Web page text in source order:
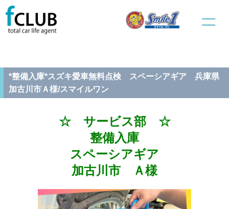
ホーム
*整備入庫*スズキ愛車無料点検 スペーシアギア 兵庫県加古川市
Ａ様/スマイルワン
*整備入庫*スズキ愛車無料点検 スペーシアギア 兵庫県
加古川市Ａ様/スマイルワン
☆ サービス部 ☆
整備入庫
スペーシアギア
加古川市 Ａ様